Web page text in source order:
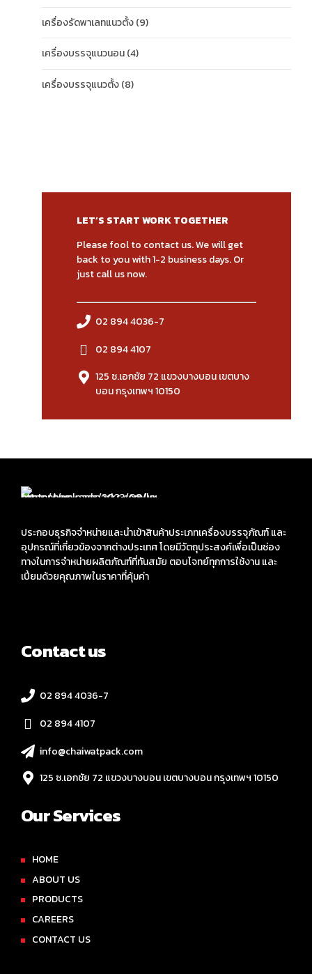
เครื่องรัดพาเลทแนวตั้ง(9)
เครื่องบรรจุแนวนอน(4)
เครื่องบรรจุแนวตั้ง(8)
LET’S START WORK TOGETHER
Please fool to contact us. We will get
back to you with 1-2 business days. Or
just call us now.
02 894 4036-7
02 894 4107
125 ซ.เอกชัย 72 แขวงบางบอน เขตบาง
บอน กรุงเทพฯ 10150
ประกอบธุรกิจจำหน่ายและนำเข้าสินค้าประเภทเครื่องบรรจุภัณฑ์ และ
อุปกรณ์ที่เกี่ยวข้องจากต่างประเทศ โดยมีวัตถุประสงค์เพื่อเป็นช่อง
ทางในการจำหน่ายผลิตภัณฑ์ที่ทันสมัย ตอบโจทย์ทุกการใช้งาน และ
เปี่ยมด้วยคุณภาพในราคาที่คุ้มค่า
Contact us
02 894 4036-7
02 894 4107
info@chaiwatpack.com
125 ซ.เอกชัย 72 แขวงบางบอน เขตบางบอน กรุงเทพฯ 10150
Our Services
HOME
ABOUT US
PRODUCTS
CAREERS
CONTACT US